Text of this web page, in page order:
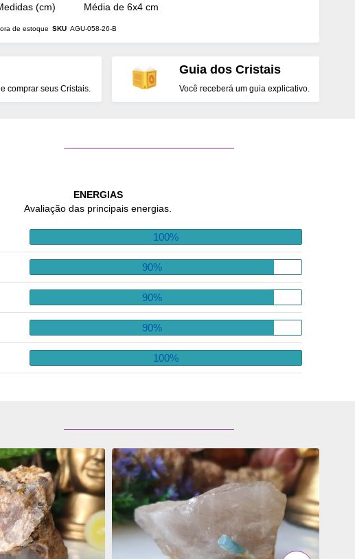
(cm)
Média de 6x4 cm
de estoque SKU AGU-058-26-B
comprar seus Cristais.
Guia dos Cristais
Você receberá um guia explicativo.
ENERGIAS
Avaliação das principais energias.
100%
90%
90%
90%
100%
ADICIONAR
OS
FAVORITOS